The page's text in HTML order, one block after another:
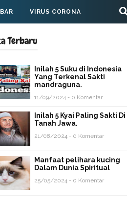
VIRUS CORONA
Terbaru
Inilah 5 Suku di Indonesia
Yang Terkenal Sakti
mandraguna.
11/09/2024 - 0 Komentar
Inilah 5 Kyai Paling Sakti Di
Tanah Jawa.
21/08/2024 - 0 Komentar
Manfaat pelihara kucing
Dalam Dunia Spiritual
25/05/2024 - 0 Komentar